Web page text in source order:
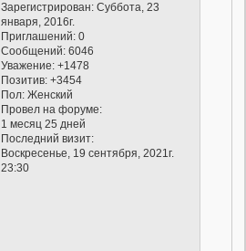
Зарегистрирован: Суббота, 23
января, 2016г.
Приглашений: 0
Сообщений: 6046
Уважение: +1478
Позитив: +3454
Пол: Женский
Провел на форуме:
1 месяц 25 дней
Последний визит:
Воскресенье, 19 сентября, 2021г.
23:30